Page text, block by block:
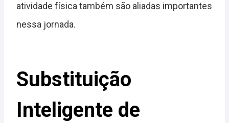
atividade física também são aliadas importantes
nessa jornada.
Substituição
Inteligente de